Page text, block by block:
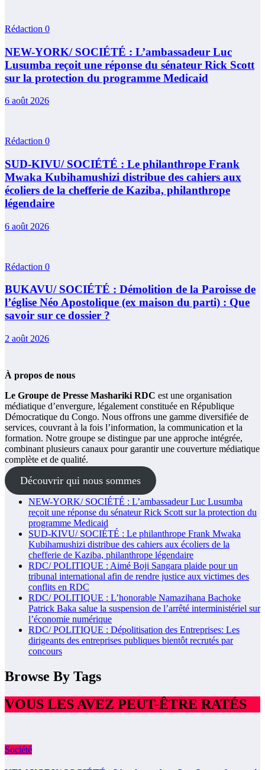
Rédaction 0
NEW-YORK/ SOCIÉTÉ : L’ambassadeur Luc
Lusumba reçoit une réponse du sénateur Rick Scott
sur la protection du programme Medicaid
6 août 2026
Rédaction 0
SUD-KIVU/ SOCIÉTÉ : Le philanthrope Frank
Mwaka Kubihamushizi distribue des cahiers aux
écoliers de la chefferie de Kaziba, philanthrope
légendaire
6 août 2026
Rédaction 0
BUKAVU/ SOCIÉTÉ : Démolition de la Paroisse de
l’église Néo Apostolique (ex maison du parti) : Que
savoir sur ce dossier ?
2 août 2026
À propos de nous
Le Groupe de Presse Mashariki RDC est une organisation
médiatique d’envergure, légalement constituée en République
Démocratique du Congo. Nous offrons une gamme diversifiée de
services, couvrant à la fois l’information, la communication et la
formation. Notre groupe se distingue par une approche intégrée,
combinant plusieurs canaux pour garantir une couverture médiatique
complète et de qualité.
Découvrir qui nous sommes
NEW-YORK/ SOCIÉTÉ : L’ambassadeur Luc Lusumba
reçoit une réponse du sénateur Rick Scott sur la protection du
programme Medicaid
SUD-KIVU/ SOCIÉTÉ : Le philanthrope Frank Mwaka
Kubihamushizi distribue des cahiers aux écoliers de la
chefferie de Kaziba, philanthrope légendaire
RDC/ POLITIQUE : Aimé Boji Sangara plaide pour un
tribunal international afin de rendre justice aux victimes des
conflits en RDC
RDC/ POLITIQUE : L’honorable Namazihana Bachoke
Patrick Baka salue la suspension de l’arrêté interministériel sur
l’économie numérique
RDC/ POLITIQUE : Dépolitisation des Entreprises: Les
dirigeants des entreprises publiques bientôt recrutés par
concours
Browse By Tags
VOUS LES AVEZ PEUT-ÊTRE RATÉS
Société